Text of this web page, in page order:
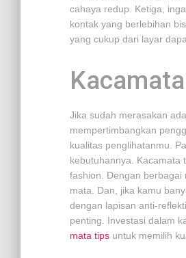
cahaya redup. Ketiga,
kontak yang berlebihan
yang cukup dari layar
Jika sudah merasakan
mempertimbangkan
kualitas penglihatanmu.
kebutuhannya. Kacamata
fashion. Dengan berbagai
mata. Dan, jika kamu
dengan lapisan anti-
penting. Investasi dalam
mata tips untuk memilih